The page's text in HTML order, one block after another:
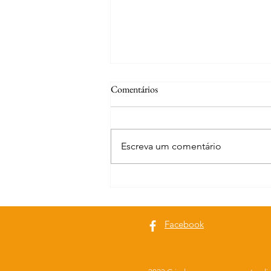
Comentários
Escreva um comentário
Facebook